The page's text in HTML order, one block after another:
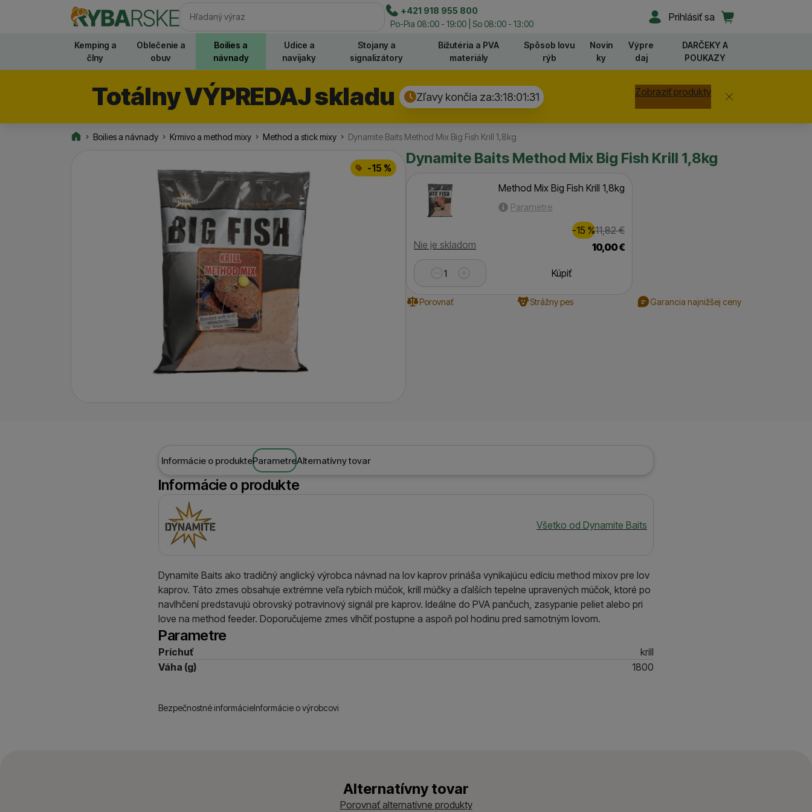
Vyhľadávanie
Hľadať
+421 918 955 800
Po-Pia 08:00 - 19:00 | So 08:00 - 13:00
Užívateľská sekcia
Prihlásiť sa Košík
Kemping a
člny
Oblečenie a
obuv
Boilies a
návnady
Udice a
navijaky
Stojany a
signalizátory
Bižutéria a PVA
materiály
Spôsob lovu
rýb
Novin
ky
Výpre
daj
DARČEKY A
POUKAZY
Totálny VÝPREDAJ skladu Zľavy končia za:3:18:01:31 Zobraziť produkty Zavrieť
Boilies a návnady Krmivo a method mixy Method a stick mixy Dynamite Baits Method Mix Big Fish Krill 1,8kg
Dynamite Baits Method Mix Big Fish Krill 1,8kg
Dostupnosť
Nie je skladom
Method Mix Big Fish Krill 1,8kg
Parametre
Pôvodná cena
11,82€
Zľava
2,00€
(
-15 %
)
10,00€
Kúpiť
Porovnať Strážny pes Garancia najnižšej ceny
-15 %
Informácie o produkteParametreAlternatívny tovar
Informácie o produkte
Výrobca
Všetko od Dynamite Baits
Dynamite Baits ako tradičný anglický výrobca návnad na lov kaprov prináša vynikajúcu edíciu method mixov pre lov
kaprov. Táto zmes obsahuje extrémne veľa rybích múčok, krill múčky a ďalších tepelne upravených múčok, ktoré po
navlhčení predstavujú obrovský potravinový signál pre kaprov. Ideálne do PVA pančuch, zasypanie peliet alebo pri
love na method feeder. Doporučujeme zmes vlhčiť postupne a aspoň pol hodinu pred samotným lovom.
Parametre
Príchuť
krill
Váha (g)
1800
Bezpečnostné informácieInformácie o výrobcovi
Alternatívny tovar
Porovnať alternatívne produkty